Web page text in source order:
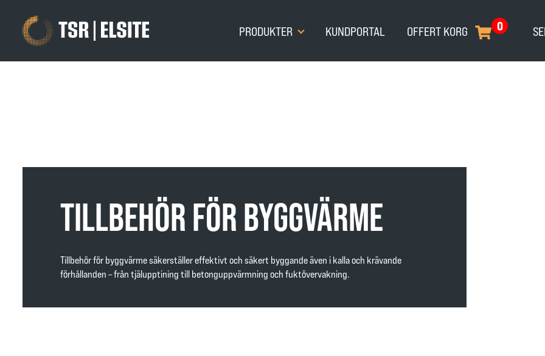
PRODUKTER KUNDPORTAL 0
OFFERT KORG
TILLBEHÖR FÖR BYGGVÄRME
Tillbehör för byggvärme säkerställer effektivt och säkert byggande även i kalla och krävande
förhållanden – från tjälupptining till betonguppvärmning och fuktövervakning.